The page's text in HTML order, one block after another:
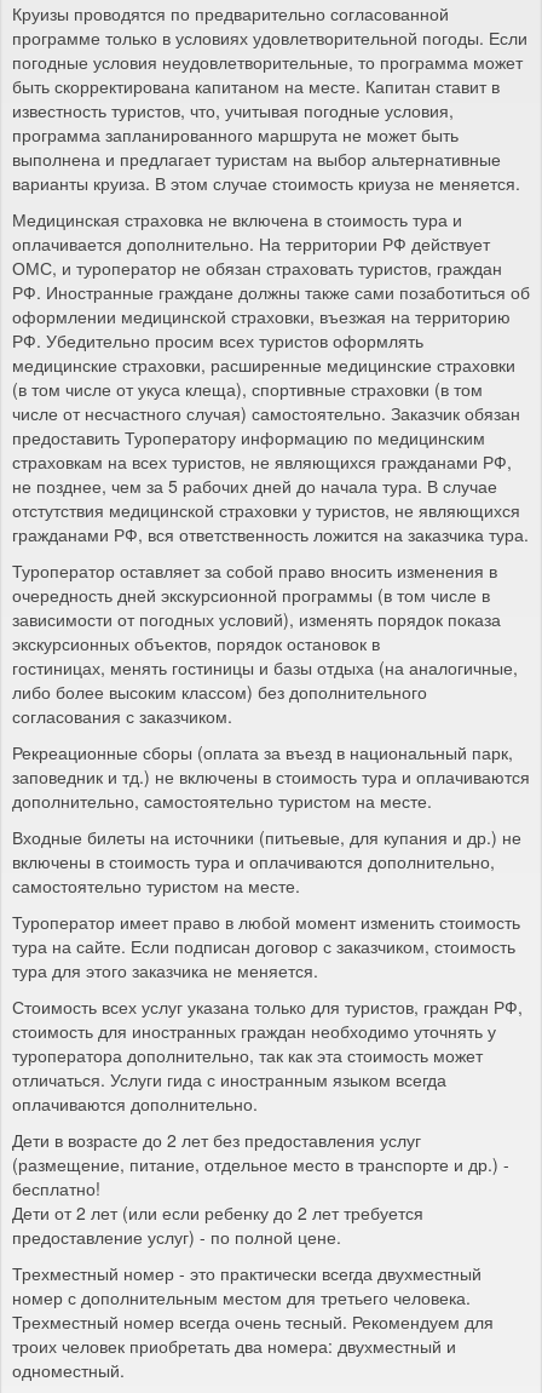
Круизы проводятся по предварительно согласованной
программе только в условиях удовлетворительной погоды. Если
погодные условия неудовлетворительные, то программа может
быть скорректирована капитаном на месте. Капитан ставит в
известность туристов, что, учитывая погодные условия,
программа запланированного маршрута не может быть
выполнена и предлагает туристам на выбор альтернативные
варианты круиза. В этом случае стоимость криуза не меняется.
Медицинская страховка не включена в стоимость тура и
оплачивается дополнительно. На территории РФ действует
ОМС, и туроператор не обязан страховать туристов, граждан
РФ. Иностранные граждане должны также сами позаботиться об
оформлении медицинской страховки, въезжая на территорию
РФ. Убедительно просим всех туристов оформлять
медицинские страховки, расширенные медицинские страховки
(в том числе от укуса клеща), спортивные страховки (в том
числе от несчастного случая) самостоятельно. Заказчик обязан
предоставить Туроператору информацию по медицинским
страховкам на всех туристов, не являющихся гражданами РФ,
не позднее, чем за 5 рабочих дней до начала тура. В случае
отстутствия медицинской страховки у туристов, не являющихся
гражданами РФ, вся ответственность ложится на заказчика тура.
Туроператор оставляет за собой право вносить изменения в
очередность дней экскурсионной программы (в том числе в
зависимости от погодных условий), изменять порядок показа
экскурсионных объектов, порядок остановок в
гостиницах, менять гостиницы и базы отдыха (на аналогичные,
либо более высоким классом) без дополнительного
согласования с заказчиком.
Рекреационные сборы (оплата за въезд в национальный парк,
заповедник и тд.) не включены в стоимость тура и оплачиваются
дополнительно, самостоятельно туристом на месте.
Входные билеты на источники (питьевые, для купания и др.) не
включены в стоимость тура и оплачиваются дополнительно,
самостоятельно туристом на месте.
Туроператор имеет право в любой момент изменить стоимость
тура на сайте. Если подписан договор с заказчиком, стоимость
тура для этого заказчика не меняется.
Стоимость всех услуг указана только для туристов, граждан РФ,
стоимость для иностранных граждан необходимо уточнять у
туроператора дополнительно, так как эта стоимость может
отличаться. Услуги гида с иностранным языком всегда
оплачиваются дополнительно.
Дети в возрасте до 2 лет без предоставления услуг
(размещение, питание, отдельное место в транспорте и др.) -
бесплатно!
Дети от 2 лет (или если ребенку до 2 лет требуется
предоставление услуг) - по полной цене.
Трехместный номер - это практически всегда двухместный
номер с дополнительным местом для третьего человека.
Трехместный номер всегда очень тесный. Рекомендуем для
троих человек приобретать два номера: двухместный и
одноместный.